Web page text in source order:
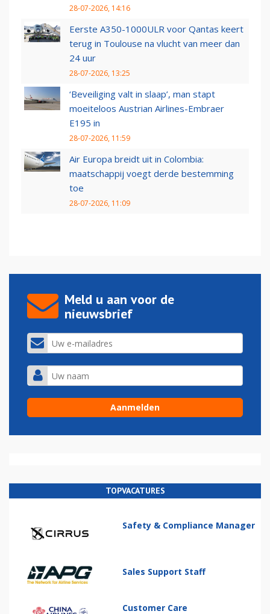
28-07-2026, 14:16
Eerste A350-1000ULR voor Qantas keert
terug in Toulouse na vlucht van meer dan
24 uur
28-07-2026, 13:25
‘Beveiliging valt in slaap’, man stapt
moeiteloos Austrian Airlines-Embraer
E195 in
28-07-2026, 11:59
Air Europa breidt uit in Colombia:
maatschappij voegt derde bestemming
toe
28-07-2026, 11:09
Meld u aan voor de
nieuwsbrief
TOPVACATURES
Safety & Compliance Manager
Sales Support Staff
Customer Care